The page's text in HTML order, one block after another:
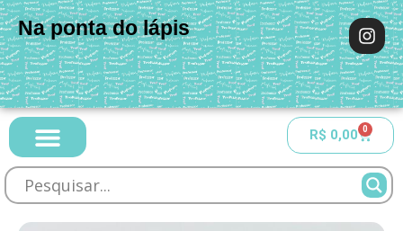
Na ponta do lápis
R$ 0,00 0